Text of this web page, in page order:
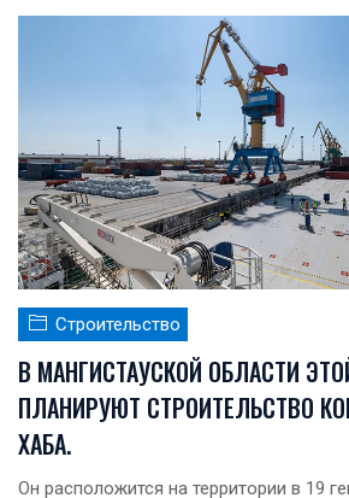
Строительство
В МАНГИСТАУСКОЙ ОБЛАСТИ
ПЛАНИРУЮТ СТРОИТЕЛЬСТВО
ХАБА.
Он расположится на территории в 19